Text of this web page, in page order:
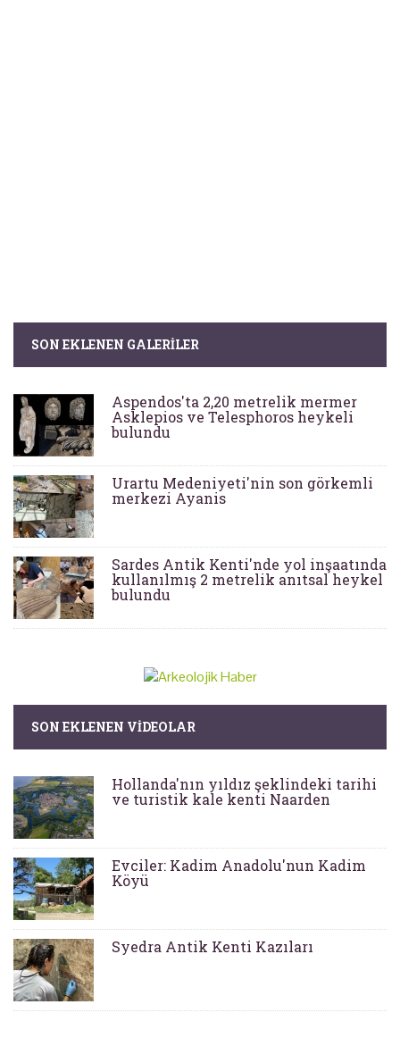
SON EKLENEN GALERILER
Aspendos'ta 2,20 metrelik mermer
Asklepios ve Telesphoros heykeli
bulundu
Urartu Medeniyeti'nin son görkemli
merkezi Ayanis
Sardes Antik Kenti'nde yol inşaatında
kullanılmış 2 metrelik anıtsal heykel
bulundu
SON EKLENEN VIDEOLAR
Hollanda'nın yıldız şeklindeki tarihi
ve turistik kale kenti Naarden
Evciler: Kadim Anadolu'nun Kadim
Köyü
Syedra Antik Kenti Kazıları